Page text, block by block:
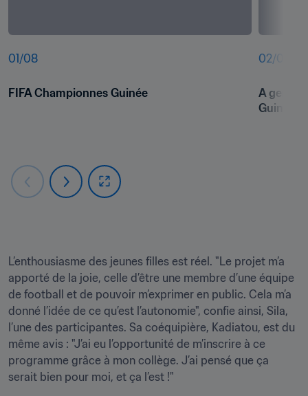
01 /08
FIFA Championnes Guinée
02/08
A
Guinée
L’enthousiasme des jeunes filles est réel. "Le projet m’a
apporté de la joie, celle d’être une membre d’une équipe
de football et de pouvoir m’exprimer en public. Cela m’a
donné l’idée de ce qu’est l’autonomie", confie ainsi, Sila,
l’une des participantes. Sa coéquipière, Kadiatou, est du
même avis : "J’ai eu l’opportunité de m’inscrire à ce
programme grâce à mon collège. J’ai pensé que ça
serait bien pour moi, et ça l’est !"